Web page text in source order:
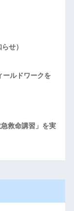
せ）
ールドワークを
急救命講習」を実